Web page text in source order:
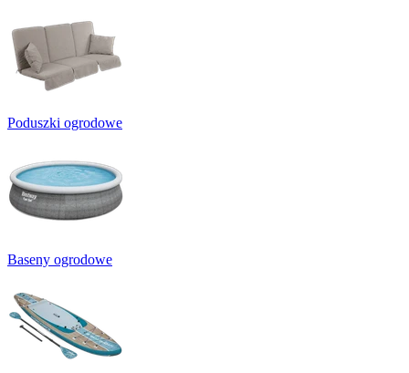
Poduszki ogrodowe
Baseny ogrodowe